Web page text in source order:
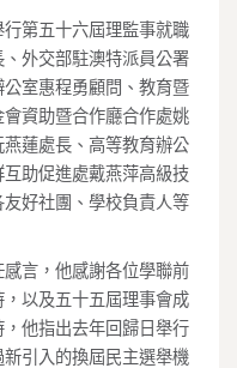
第五十六屆理監事就職
外交部駐澳特派員公署
室惠程勇顧問、教育暨
資助暨合作廳合作處姚
蓮處長、高等教育辦公
助促進處戴燕萍高級技
好社團、學校負責人等
言，他感謝各位學聯前
以及五十五屆理事會成
他指出去年回歸日舉行
引入的換屆民主選舉機